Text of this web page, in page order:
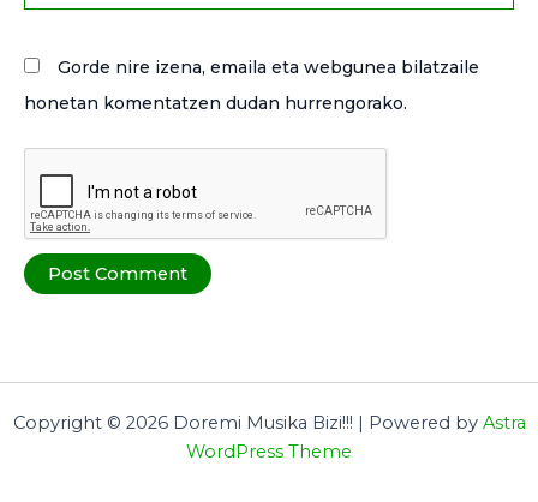
Gorde nire izena, emaila eta webgunea bilatzaile
honetan komentatzen dudan hurrengorako.
Copyright © 2026 Doremi Musika Bizi!!! | Powered by Astra
WordPress Theme